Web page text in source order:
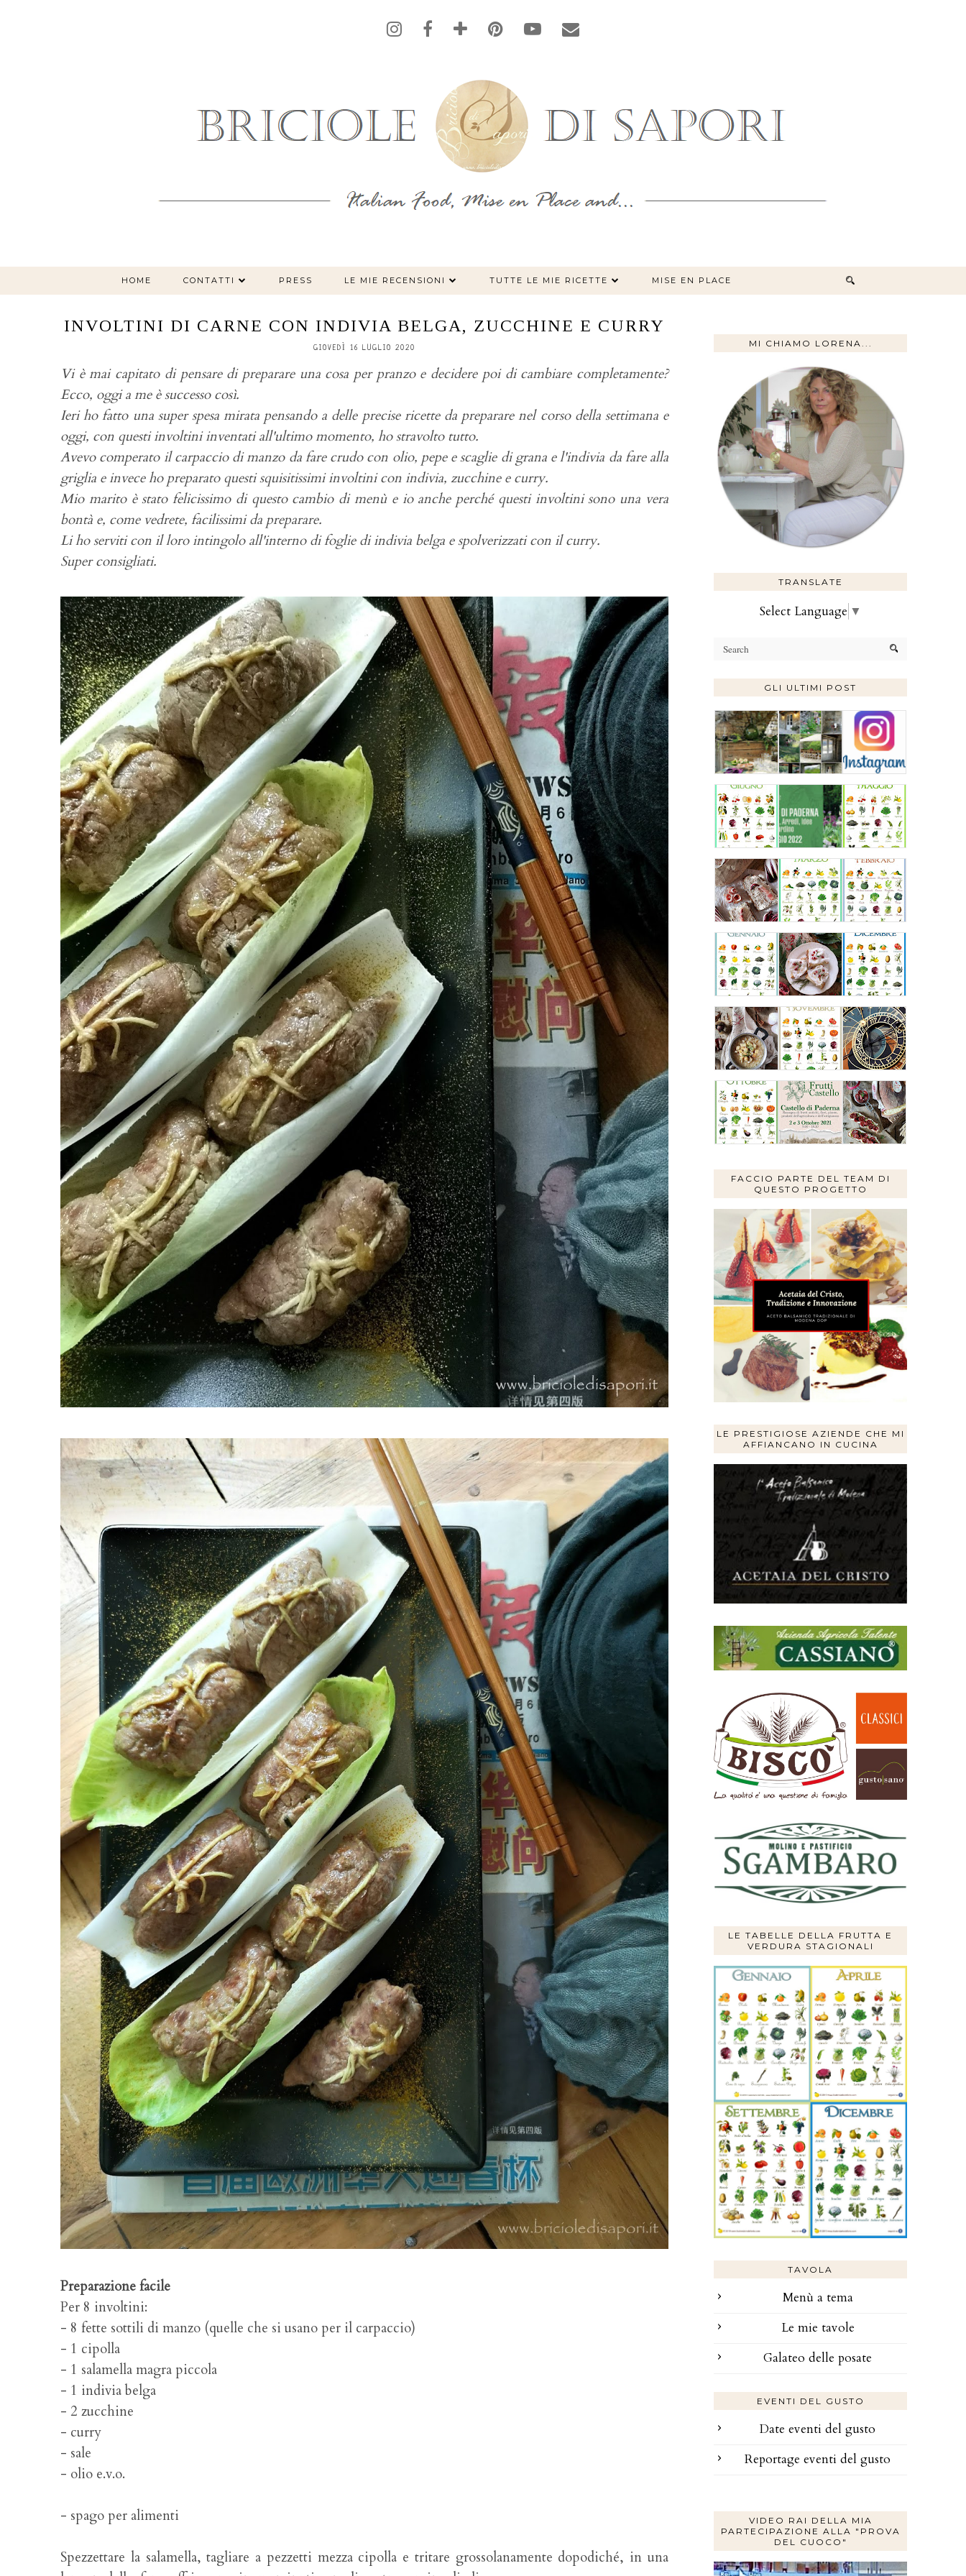
HOME CONTATTI PRESS LE MIE RECENSIONI TUTTE LE MIE RICETTE MISE EN PLACE
INVOLTINI DI CARNE CON INDIVIA BELGA, ZUCCHINE E CURRY
GIOVEDÌ 16 LUGLIO 2020
Vi è mai capitato di pensare di preparare una cosa per pranzo e decidere poi di cambiare completamente?
Ecco, oggi a me è successo così.
Ieri ho fatto una super spesa mirata pensando a delle precise ricette da preparare nel corso della settimana e
oggi, con questi involtini inventati all'ultimo momento, ho stravolto tutto.
Avevo comperato il carpaccio di manzo da fare crudo con olio, pepe e scaglie di grana e l'indivia da fare alla
griglia e invece ho preparato questi squisitissimi involtini con indivia, zucchine e curry.
Mio marito è stato felicissimo di questo cambio di menù e io anche perché questi involtini sono una vera
bontà e, come vedrete, facilissimi da preparare.
Li ho serviti con il loro intingolo all'interno di foglie di indivia belga e spolverizzati con il curry.
Super consigliati.
Preparazione facile
Per 8 involtini:
- 8 fette sottili di manzo (quelle che si usano per il carpaccio)
- 1 cipolla
- 1 salamella magra piccola
- 1 indivia belga
- 2 zucchine
- curry
- sale
- olio e.v.o.
- spago per alimenti
Spezzettare la salamella, tagliare a pezzetti mezza cipolla e tritare grossolanamente dopodiché, in una
MI CHIAMO LORENA...
TRANSLATE
Select Language ▼
GLI ULTIMI POST
FACCIO PARTE DEL TEAM DI
QUESTO PROGETTO
LE PRESTIGIOSE AZIENDE CHE MI
AFFIANCANO IN CUCINA
LE TABELLE DELLA FRUTTA E
VERDURA STAGIONALI
TAVOLA
Menù a tema
Le mie tavole
Galateo delle posate
EVENTI DEL GUSTO
Date eventi del gusto
Reportage eventi del gusto
VIDEO RAI DELLA MIA
PARTECIPAZIONE ALLA "PROVA
DEL CUOCO"